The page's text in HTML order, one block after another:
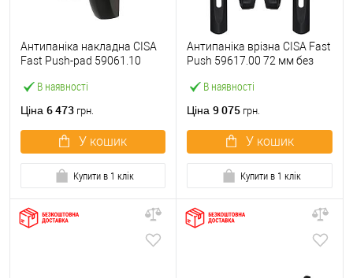
В наявності
Антипаніка накладна CISA
Fast Push-pad 59061.10
Ціна 6 473 грн.
У кошик
Купити в 1 клік
В наявності
Антипаніка врізна CISA Fast
Push 59617.00 72 мм без
Ціна 9 075 грн.
У кошик
Купити в 1 клік